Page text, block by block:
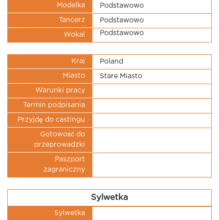
Modelka Podstawowo
Tancerz Podstawowo
Wokal Podstawowo
Kraj Poland
Miasto Stare Miasto
Warunki pracy
Termin podpisania
Przyjdę do castingu
Gotowość do
przeprowadzki
Paszport
zagraniczny
Sylwetka
Sylwetka